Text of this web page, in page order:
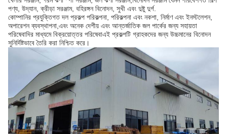
পণ্য, উদ্যান, ক্রীড়া সরঞ্জাম, বহিরঙ্গন বিনোদন, সুখী এবং দুষ্টু দুর্গ.
কোম্পানির প্রযুক্তিগত দল প্রকল্প পরিকল্পনা, পরিকল্পনা এবং নকশা, নির্মাণ এবং ইনস্টলেশন,
অপারেশন ব্যবস্থাপনা,এবং অনেক দেশীয় এবং আন্তর্জাতিক জল পার্কের জন্য সহায়তা
পরিষেবাদির মাধ্যমে বিক্রয়োত্তর পরিষেবাএই প্রকল্পটি গ্রাহকদের জন্য উচ্চমানের বিনোদন
সুনির্দিষ্টভাবে তৈরি করা নিশ্চিত করে।